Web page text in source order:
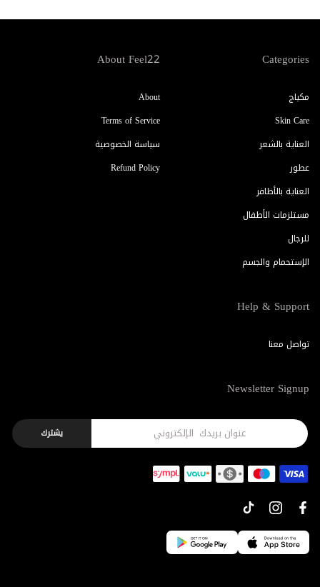
Categories
مكياج
Skin Care
العناية بالشعر
عطور
العناية بالأظافر
مستلزمات الأطفال
للرجال
الإستحمام والجسم
About Feel22
About
Terms of Service
سياسة الخصوصية
Refund Policy
Help & Support
تواصل معنا
Newsletter Signup
يشترك